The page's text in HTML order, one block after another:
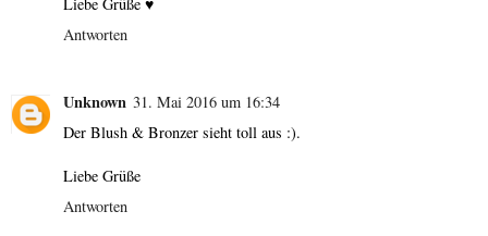
Liebe Grüße ♥
Antworten
Unknown 31. Mai 2016 um 16:34
Der Blush & Bronzer sieht toll aus :).
Liebe Grüße
Antworten